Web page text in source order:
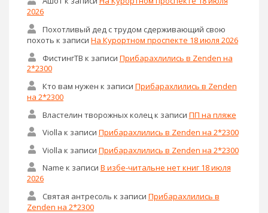
2026
Похотливый дед с трудом сдерживающий свою
похоть к записи На Курортном проспекте 18 июля 2026
ФистингТВ к записи Прибарахлились в Zenden на
2*2300
Кто вам нужен к записи Прибарахлились в Zenden
на 2*2300
Властелин творожных колец к записи ПП на пляже
Violla к записи Прибарахлились в Zenden на 2*2300
Violla к записи Прибарахлились в Zenden на 2*2300
Name к записи В избе-читальне нет книг 18 июля
2026
Святая антресоль к записи Прибарахлились в
Zenden на 2*2300